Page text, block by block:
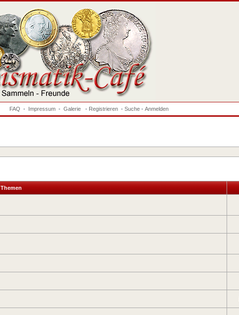
FAQ - Impressum - Galerie - Registrieren - Suche - Anmelden
Themen